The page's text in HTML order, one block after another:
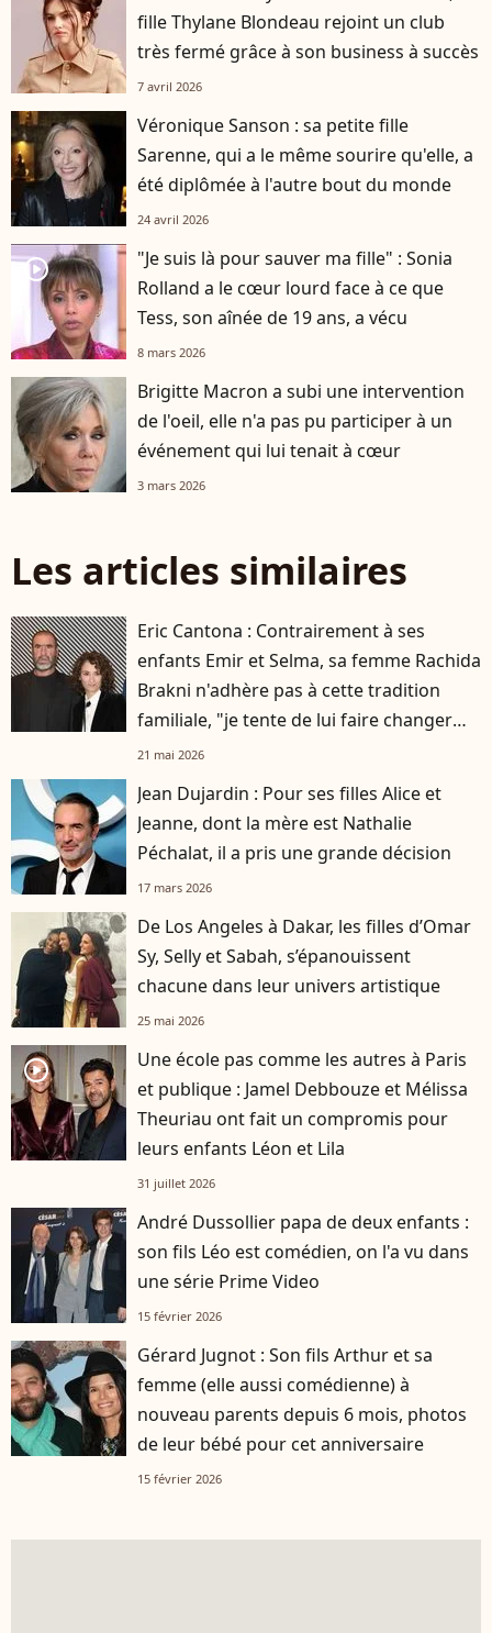
fille Thylane Blondeau rejoint un club
très fermé grâce à son business à succès
7 avril 2026
Véronique Sanson : sa petite fille
Sarenne, qui a le même sourire qu'elle, a
été diplômée à l'autre bout du monde
24 avril 2026
player2
"Je suis là pour sauver ma fille" : Sonia
Rolland a le cœur lourd face à ce que
Tess, son aînée de 19 ans, a vécu
8 mars 2026
Brigitte Macron a subi une intervention
de l'oeil, elle n'a pas pu participer à un
événement qui lui tenait à cœur
3 mars 2026
Les articles similaires
Eric Cantona : Contrairement à ses
enfants Emir et Selma, sa femme Rachida
Brakni n'adhère pas à cette tradition
familiale, "je tente de lui faire changer
d'avis"
21 mai 2026
Jean Dujardin : Pour ses filles Alice et
Jeanne, dont la mère est Nathalie
Péchalat, il a pris une grande décision
17 mars 2026
De Los Angeles à Dakar, les filles d’Omar
Sy, Selly et Sabah, s’épanouissent
chacune dans leur univers artistique
25 mai 2026
player2
Une école pas comme les autres à Paris
et publique : Jamel Debbouze et Mélissa
Theuriau ont fait un compromis pour
leurs enfants Léon et Lila
31 juillet 2026
André Dussollier papa de deux enfants :
son fils Léo est comédien, on l'a vu dans
une série Prime Video
15 février 2026
Gérard Jugnot : Son fils Arthur et sa
femme (elle aussi comédienne) à
nouveau parents depuis 6 mois, photos
de leur bébé pour cet anniversaire
15 février 2026